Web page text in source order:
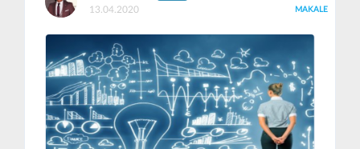
13.04.2020 MAKALE